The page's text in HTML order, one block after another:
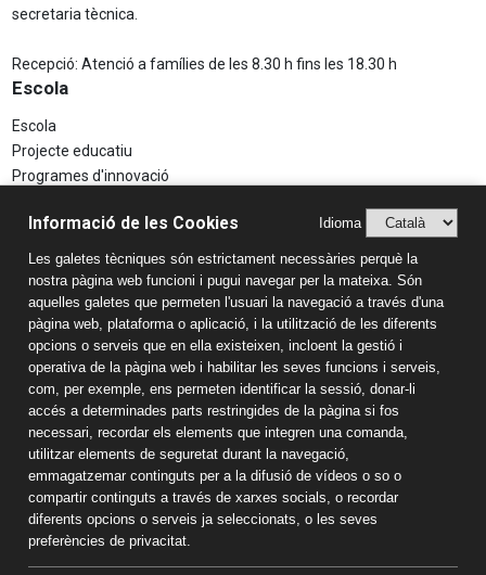
secretaria tècnica.
Recepció: Atenció a famílies de les 8.30 h fins les 18.30 h
Escola
Escola
Projecte educatiu
Programes d'innovació
Aspectes Legals
Avís Legal
Política de Privacitat
Sistema Intern d’Informació (SIIF)
Estudis
Llar d'infants
Educació Infantil
Educació Primària
Educació Secundària
Batxillerat
Informació de contacte
Col·legi Sant Pau Apòstol
Passeig Torroja s/n 43007 Tarragona
Informació de les Cookies Idioma
Les galetes tècniques són estrictament necessàries perquè la
nostra pàgina web funcioni i pugui navegar per la mateixa. Són
aquelles galetes que permeten l'usuari la navegació a través d'una
pàgina web, plataforma o aplicació, i la utilització de les diferents
opcions o serveis que en ella existeixen, incloent la gestió i
operativa de la pàgina web i habilitar les seves funcions i serveis,
com, per exemple, ens permeten identificar la sessió, donar-li
accés a determinades parts restringides de la pàgina si fos
necessari, recordar els elements que integren una comanda,
utilitzar elements de seguretat durant la navegació,
emmagatzemar continguts per a la difusió de vídeos o so o
compartir continguts a través de xarxes socials, o recordar
diferents opcions o serveis ja seleccionats, o les seves
preferències de privacitat.